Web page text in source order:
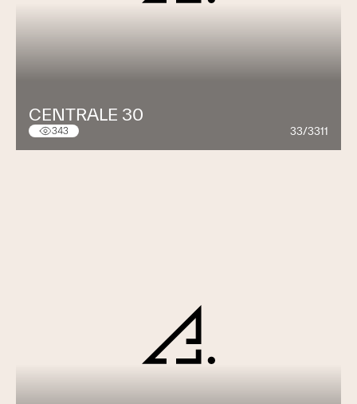
CENTRALE 30
343 33/3311